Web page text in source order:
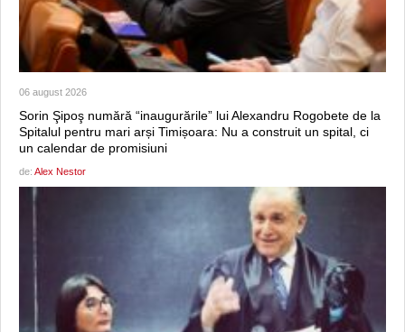
06 august 2026
Sorin Şipoş numără “inaugurările” lui Alexandru Rogobete de la
Spitalul pentru mari arși Timișoara: Nu a construit un spital, ci
un calendar de promisiuni
de: Alex Nestor